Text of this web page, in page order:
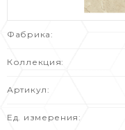
Фабрика:
Коллекция:
Артикул:
Ед. измерения: